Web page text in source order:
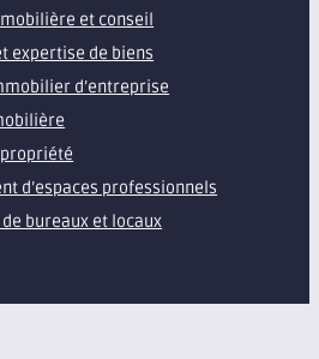
et conseil
expertise de biens
d’entreprise
d’espaces professionnels
bureaux et locaux